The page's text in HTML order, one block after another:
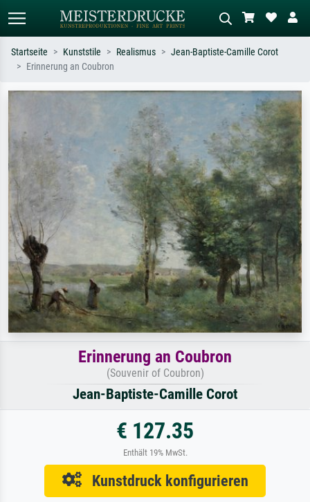
Sternennacht, Impressionismus, Welle
Beschreiben Sie die Szene – z.B. Grüne
Wiese, Abstrakt mit viel Rot, Dunkles
Ölgemälde, Stehender Akt neben einem
Baum.
Startseite Kunststile Realismus
Jean-Baptiste-Camille Corot
Erinnerung an Coubron
Erinnerung an Coubron
(Souvenir of Coubron)
Jean-Baptiste-Camille Corot
€ 127.35
Enthält 19% MwSt.
Kunstdruck konfigurieren